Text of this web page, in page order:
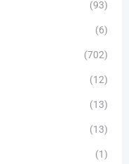
(93)
(6)
(702)
(12)
(13)
(13)
(1)